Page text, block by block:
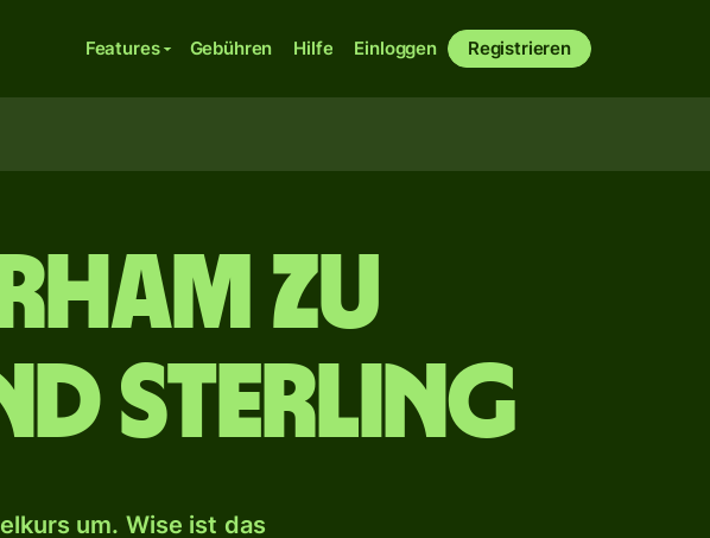
Features Gebühren Hilfe Einloggen Registrieren
zu
Sterling
um. Wise ist das